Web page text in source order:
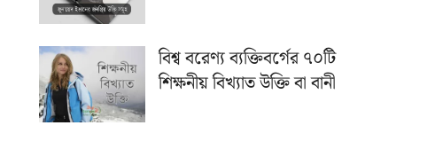
বিশ্ব বরেণ্য ব্যক্তিবর্গের ৭০টি
শিক্ষনীয় বিখ্যাত উক্তি বা বানী